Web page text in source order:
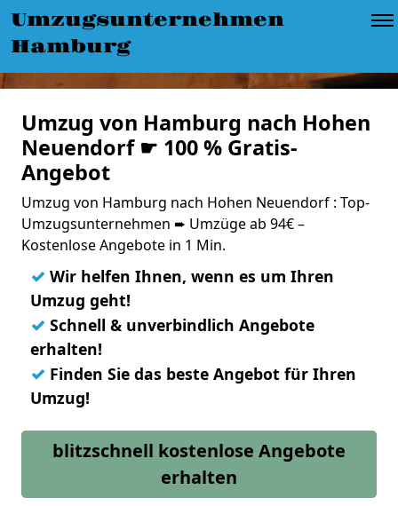
Umzugsunternehmen
Hamburg
Umzug von Hamburg nach Hohen
Neuendorf ☛ 100 % Gratis-
Angebot
Umzug von Hamburg nach Hohen Neuendorf : Top-
Umzugsunternehmen ➨ Umzüge ab 94€ –
Kostenlose Angebote in 1 Min.
✓ Wir helfen Ihnen, wenn es um Ihren
Umzug geht!
✓ Schnell & unverbindlich Angebote
erhalten!
✓ Finden Sie das beste Angebot für Ihren
Umzug!
blitzschnell kostenlose Angebote
erhalten